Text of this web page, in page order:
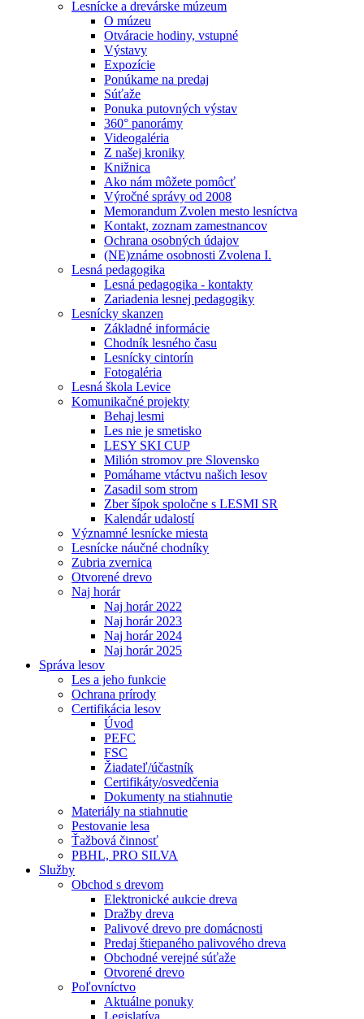
Lesnícke a drevárske múzeum
O múzeu
Otváracie hodiny, vstupné
Výstavy
Expozície
Ponúkame na predaj
Súťaže
Ponuka putovných výstav
360° panorámy
Videogaléria
Z našej kroniky
Knižnica
Ako nám môžete pomôcť
Výročné správy od 2008
Memorandum Zvolen mesto lesníctva
Kontakt, zoznam zamestnancov
Ochrana osobných údajov
(NE)známe osobnosti Zvolena I.
Lesná pedagogika
Lesná pedagogika - kontakty
Zariadenia lesnej pedagogiky
Lesnícky skanzen
Základné informácie
Chodník lesného času
Lesnícky cintorín
Fotogaléria
Lesná škola Levice
Komunikačné projekty
Behaj lesmi
Les nie je smetisko
LESY SKI CUP
Milión stromov pre Slovensko
Pomáhame vtáctvu našich lesov
Zasadil som strom
Zber šípok spoločne s LESMI SR
Kalendár udalostí
Významné lesnícke miesta
Lesnícke náučné chodníky
Zubria zvernica
Otvorené drevo
Naj horár
Naj horár 2022
Naj horár 2023
Naj horár 2024
Naj horár 2025
Správa lesov
Les a jeho funkcie
Ochrana prírody
Certifikácia lesov
Úvod
PEFC
FSC
Žiadateľ/účastník
Certifikáty/osvedčenia
Dokumenty na stiahnutie
Materiály na stiahnutie
Pestovanie lesa
Ťažbová činnosť
PBHL, PRO SILVA
Služby
Obchod s drevom
Elektronické aukcie dreva
Dražby dreva
Palivové drevo pre domácnosti
Predaj štiepaného palivového dreva
Obchodné verejné súťaže
Otvorené drevo
Poľovníctvo
Aktuálne ponuky
Legislatíva